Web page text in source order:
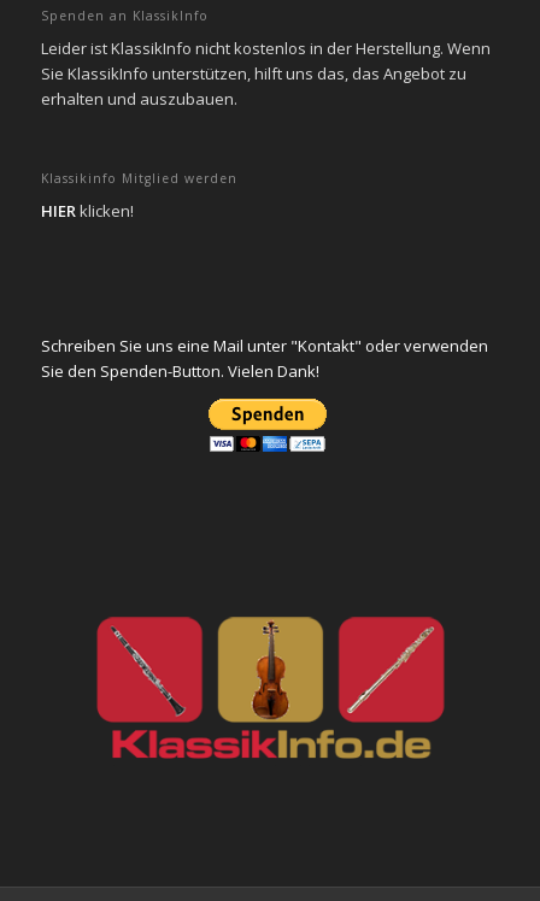
Spenden an KlassikInfo
Leider ist KlassikInfo nicht kostenlos in der Herstellung. Wenn
Sie KlassikInfo unterstützen, hilft uns das, das Angebot zu
erhalten und auszubauen.
Klassikinfo Mitglied werden
HIERklicken!
Schreiben Sie uns eine Mail unter "Kontakt" oder verwenden
Sie den Spenden-Button. Vielen Dank!